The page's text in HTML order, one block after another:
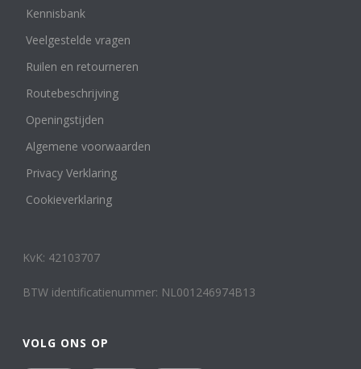
Kennisbank
Veelgestelde vragen
Ruilen en retourneren
Routebeschrijving
Openingstijden
Algemene voorwaarden
Privacy Verklaring
Cookieverklaring
KvK: 42103707
BTW identificatienummer: NL001246974B13
VOLG ONS OP